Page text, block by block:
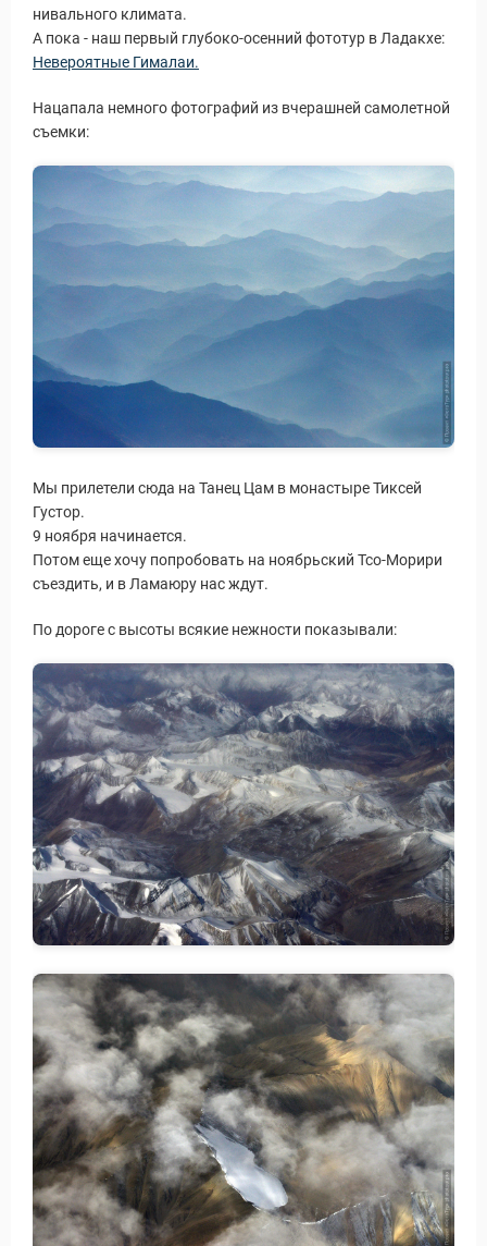
нивального климата.
А пока - наш первый глубоко-осенний фототур в Ладакхе:
Невероятные Гималаи.
Нацапала немного фотографий из вчерашней самолетной
съемки:
Мы прилетели сюда на Танец Цам в монастыре Тиксей
Густор.
9 ноября начинается.
Потом еще хочу попробовать на ноябрьский Тсо-Морири
съездить, и в Ламаюру нас ждут.
По дороге с высоты всякие нежности показывали: